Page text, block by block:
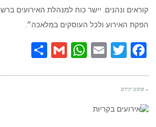
קוראים ונהנים. יישר כוח למנהלת האירועים
הפקת האירוע ולכל העוסקים במלאכה״.
Facebook
Twitter
Email
WhatsApp
Gmail
« פוסט קודם